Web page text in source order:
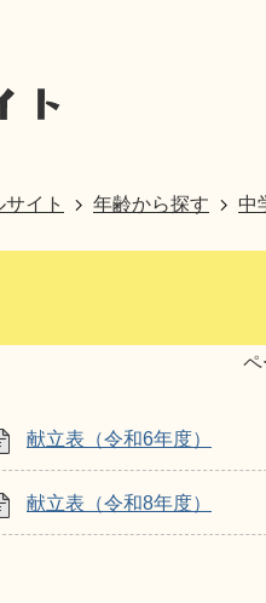
イト 年齢から探す 中
ペ
献立表（令和6年度）
献立表（令和8年度）